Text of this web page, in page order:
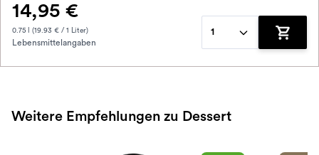
14,95 €
0.75 l (19.93 € / 1 Liter)
Lebensmittelangaben
1
Zum
Weitere Empfehlungen zu Dessert